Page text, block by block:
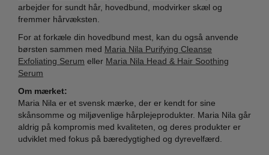
arbejder for sundt hår, hovedbund, modvirker skæl og
fremmer hårvæksten.
For at forkæle din hovedbund mest, kan du også anvende
børsten sammen med Maria Nila Purifying Cleanse
Exfoliating Serum eller Maria Nila Head & Hair Soothing
Serum
Om mærket:
Maria Nila er et svensk mærke, der er kendt for sine
skånsomme og miljøvenlige hårplejeprodukter. Maria Nila går
aldrig på kompromis med kvaliteten, og deres produkter er
udviklet med fokus på bæredygtighed og dyrevelfærd.